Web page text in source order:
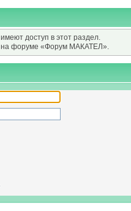
доступ в этот раздел.
форуме «Форум МАКАТЕЛ».